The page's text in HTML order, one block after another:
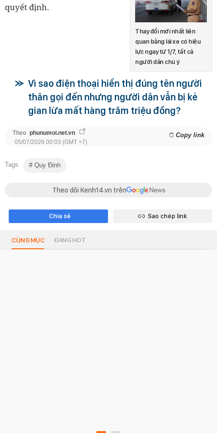
Thay đổi mới nhất liên
quan bằng lái xe có hiệu
lực ngay từ 1/7, tất cả
người dân chú ý
quyết định.
Vì sao điện thoại hiển thị đúng tên người
thân gọi đến nhưng người dân vẫn bị kẻ
gian lừa mất hàng trăm triệu đồng?
Theo phunumoi.net.vn Copy link
05/07/2026 00:03 (GMT +7)
Tags Quy Định
Theo dõi Kenh14.vn trên
Chia sẻ Sao chép link
CÙNG MỤC ĐANG HOT